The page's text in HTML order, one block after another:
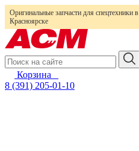
Оригинальные запчасти для спецтехники в
Красноярске
Корзина
8 (391) 205-01-10